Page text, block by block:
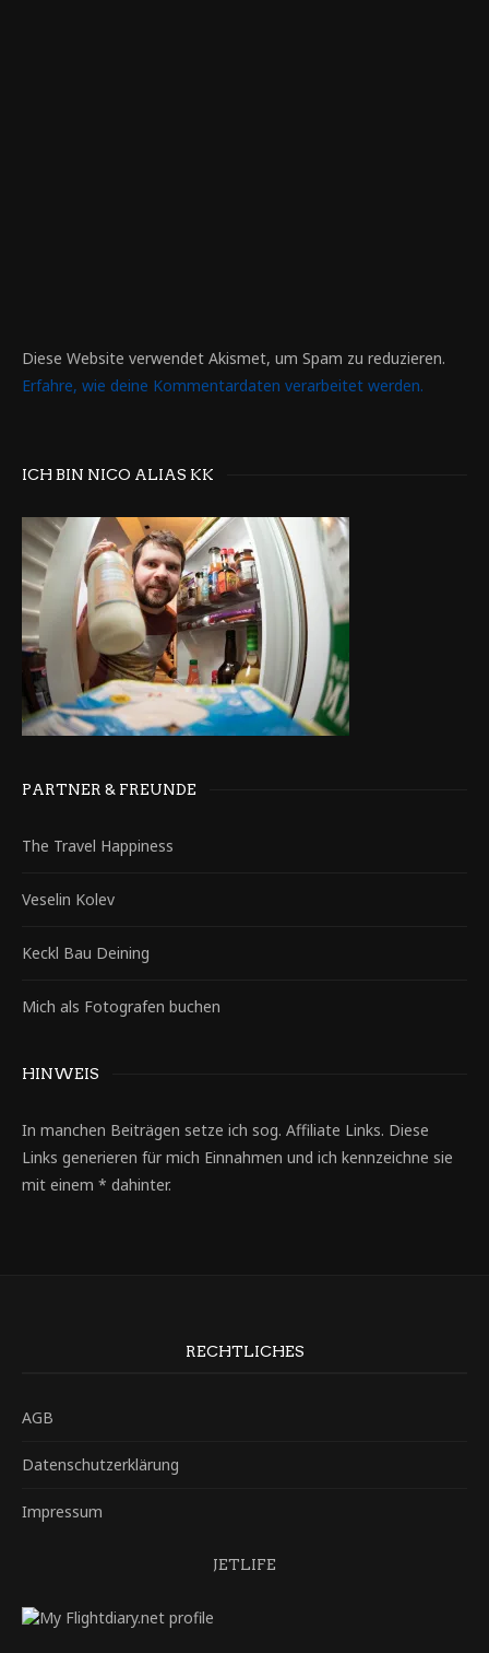
Diese Website verwendet Akismet, um Spam zu reduzieren.
Erfahre, wie deine Kommentardaten verarbeitet werden.
ICH BIN NICO ALIAS KK
PARTNER & FREUNDE
The Travel Happiness
Veselin Kolev
Keckl Bau Deining
Mich als Fotografen buchen
HINWEIS
In manchen Beiträgen setze ich sog. Affiliate Links. Diese
Links generieren für mich Einnahmen und ich kennzeichne sie
mit einem * dahinter.
RECHTLICHES
AGB
Datenschutzerklärung
Impressum
JETLIFE